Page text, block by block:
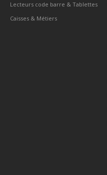
Lecteurs code barre & Tablettes
Caisses & Métiers